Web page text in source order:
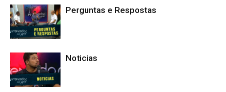
Perguntas e Respostas
Noticias